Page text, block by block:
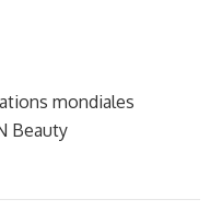
mondiales
Beauty